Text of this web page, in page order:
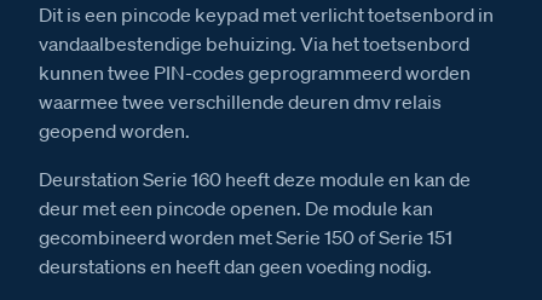
Verkoopprijs excl. BTW € 821,00
Dit is een pincode keypad met verlicht toetsenbord in
vandaalbestendige behuizing. Via het toetsenbord
kunnen twee PIN-codes geprogrammeerd worden
waarmee twee verschillende deuren dmv relais
geopend worden.
Deurstation Serie 160 heeft deze module en kan de
deur met een pincode openen. De module kan
gecombineerd worden met Serie 150 of Serie 151
deurstations en heeft dan geen voeding nodig.